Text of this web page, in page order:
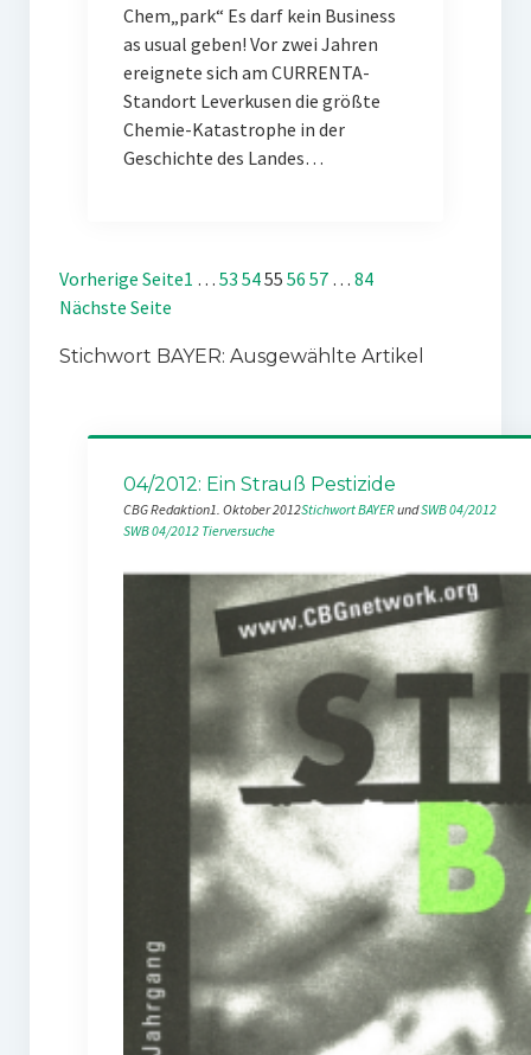
Chem„park“ Es darf kein Business
as usual geben! Vor zwei Jahren
ereignete sich am CURRENTA-
Standort Leverkusen die größte
Chemie-Katastrophe in der
Geschichte des Landes…
Vorherige Seite1 … 53 5455 56 57 … 84
Nächste Seite
Stichwort BAYER: Ausgewählte Artikel
04/2012: Ein Strauß Pestizide
CBG Redaktion1. Oktober 2012Stichwort BAYER und SWB 04/2012
SWB 04/2012 Tierversuche